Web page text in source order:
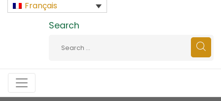
Français
Search